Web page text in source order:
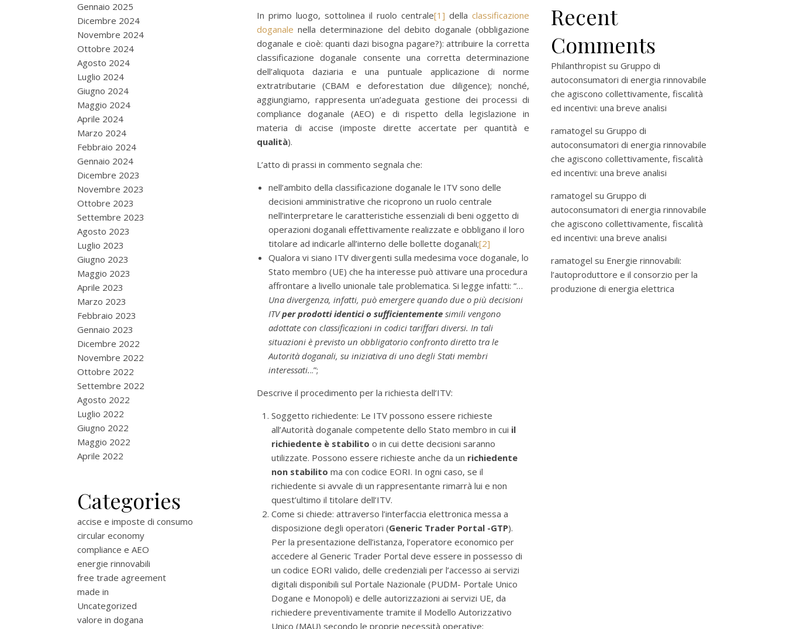
Gennaio 2025
Dicembre 2024
Novembre 2024
Ottobre 2024
Agosto 2024
Luglio 2024
Giugno 2024
Maggio 2024
Aprile 2024
Marzo 2024
Febbraio 2024
Gennaio 2024
Dicembre 2023
Novembre 2023
Ottobre 2023
Settembre 2023
Agosto 2023
Luglio 2023
Giugno 2023
Maggio 2023
Aprile 2023
Marzo 2023
Febbraio 2023
Gennaio 2023
Dicembre 2022
Novembre 2022
Ottobre 2022
Settembre 2022
Agosto 2022
Luglio 2022
Giugno 2022
Maggio 2022
Aprile 2022
Categories
accise e imposte di consumo
circular economy
compliance e AEO
energie rinnovabili
free trade agreement
made in
Uncategorized
valore in dogana
In primo luogo, sottolinea il ruolo centrale[1] della classificazione
doganale nella determinazione del debito doganale (obbligazione
doganale e cioè: quanti dazi bisogna pagare?): attribuire la corretta
classificazione doganale consente una corretta determinazione
dell’aliquota daziaria e una puntuale applicazione di norme
extratributarie (CBAM e deforestation due diligence); nonché,
aggiungiamo, rappresenta un’adeguata gestione dei processi di
compliance doganale (AEO) e di rispetto della legislazione in
materia di accise (imposte dirette accertate per quantità e
qualità).
L’atto di prassi in commento segnala che:
nell’ambito della classificazione doganale le ITV sono delle
decisioni amministrative che ricoprono un ruolo centrale
nell’interpretare le caratteristiche essenziali di beni oggetto di
operazioni doganali effettivamente realizzate e obbligano il loro
titolare ad indicarle all’interno delle bollette doganali;[2]
Qualora vi siano ITV divergenti sulla medesima voce doganale, lo
Stato membro (UE) che ha interesse può attivare una procedura
affrontare a livello unionale tale problematica. Si legge infatti: “…
Una divergenza, infatti, può emergere quando due o più decisioni
ITVper prodotti identici o sufficientemente simili vengono
adottate con classificazioni in codici tariffari diversi. In tali
situazioni è previsto un obbligatorio confronto diretto tra le
Autorità doganali, su iniziativa di uno degli Stati membri
interessati...”;
Descrive il procedimento per la richiesta dell’ITV:
Soggetto richiedente: Le ITV possono essere richieste
all’Autorità doganale competente dello Stato membro in cui il
richiedente è stabilito o in cui dette decisioni saranno
utilizzate. Possono essere richieste anche da un richiedente
non stabilito ma con codice EORI. In ogni caso, se il
richiedente si avvale di un rappresentante rimarrà lui e non
quest’ultimo il titolare dell’ITV.
Come si chiede: attraverso l’interfaccia elettronica messa a
disposizione degli operatori (Generic Trader Portal -GTP).
Per la presentazione dell’istanza, l’operatore economico per
accedere al Generic Trader Portal deve essere in possesso di
un codice EORI valido, delle credenziali per l’accesso ai servizi
digitali disponibili sul Portale Nazionale (PUDM- Portale Unico
Dogane e Monopoli) e delle autorizzazioni ai servizi UE, da
richiedere preventivamente tramite il Modello Autorizzativo
Unico (MAU) secondo le proprie necessità operative;
Recent
Comments
Philanthropist su Gruppo di
autoconsumatori di energia rinnovabile
che agiscono collettivamente, fiscalità
ed incentivi: una breve analisi
ramatogel su Gruppo di
autoconsumatori di energia rinnovabile
che agiscono collettivamente, fiscalità
ed incentivi: una breve analisi
ramatogel su Gruppo di
autoconsumatori di energia rinnovabile
che agiscono collettivamente, fiscalità
ed incentivi: una breve analisi
ramatogel su Energie rinnovabili:
l’autoproduttore e il consorzio per la
produzione di energia elettrica